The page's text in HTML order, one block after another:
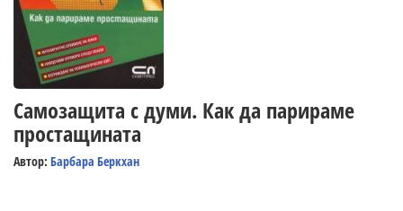
Самозащита с думи. Как да парираме
простащината
Автор: Барбара Беркхан